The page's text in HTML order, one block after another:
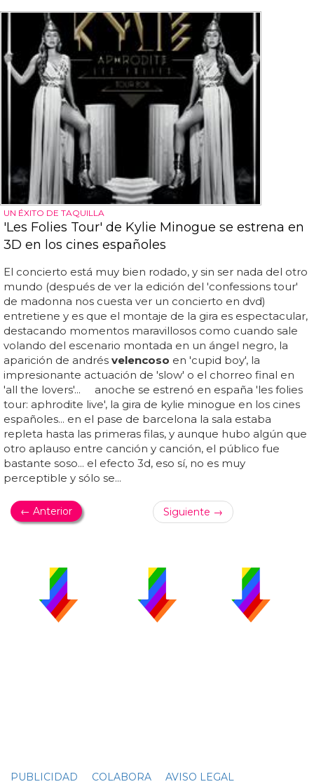
UN ÉXITO DE TAQUILLA
'Les Folies Tour' de Kylie Minogue se estrena en
3D en los cines españoles
El concierto está muy bien rodado, y sin ser nada del otro
mundo (después de ver la edición del 'confessions tour'
de madonna nos cuesta ver un concierto en dvd)
entretiene y es que el montaje de la gira es espectacular,
destacando momentos maravillosos como cuando sale
volando del escenario montada en un ángel negro, la
aparición de andrés velencoso en 'cupid boy', la
impresionante actuación de 'slow' o el chorreo final en
'all the lovers'... anoche se estrenó en españa 'les folies
tour: aphrodite live', la gira de kylie minogue en los cines
españoles... en el pase de barcelona la sala estaba
repleta hasta las primeras filas, y aunque hubo algún que
otro aplauso entre canción y canción, el público fue
bastante soso... el efecto 3d, eso sí, no es muy
perceptible y sólo se...
← Anterior Siguiente →
PUBLICIDAD COLABORA AVISO LEGAL